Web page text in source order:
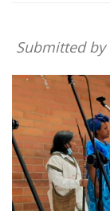
Submitted by